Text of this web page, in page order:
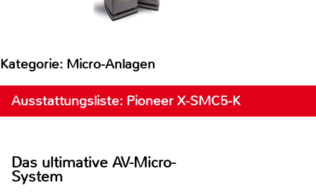
Kategorie: Micro-Anlagen
Ausstattungsliste: Pioneer X-SMC5-K
Das ultimative AV-Micro-
System